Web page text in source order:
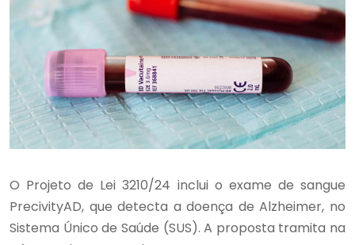
O Projeto de Lei 3210/24 inclui o exame de sangue
PrecivityAD, que detecta a doença de Alzheimer, no
Sistema Único de Saúde (SUS). A proposta tramita na